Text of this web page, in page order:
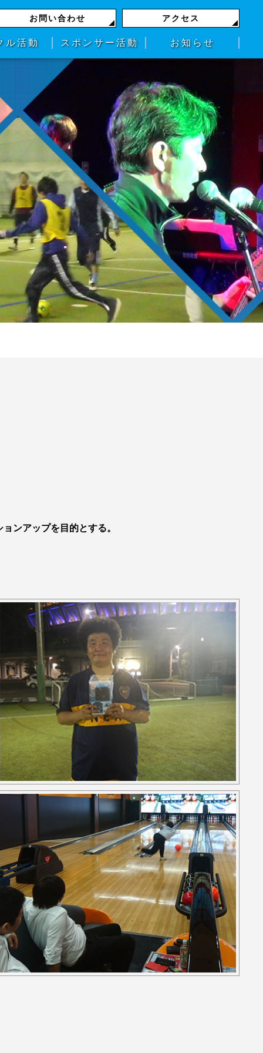
お問い合わせ アクセス
ル活動 スポンサー活動 お知らせ
ンアップを目的とする。